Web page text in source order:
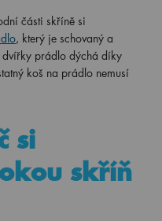
části skříně si
, který je schovaný a
dvířky prádlo dýchá díky
koš na prádlo nemusí
si
skříň